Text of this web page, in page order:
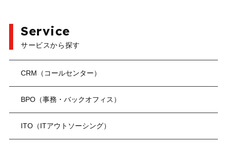
Service
サービスから探す
CRM（コールセンター）
BPO（事務・バックオフィス）
ITO（ITアウトソーシング）